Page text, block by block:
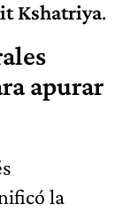
Kshatriya.
apurar
la